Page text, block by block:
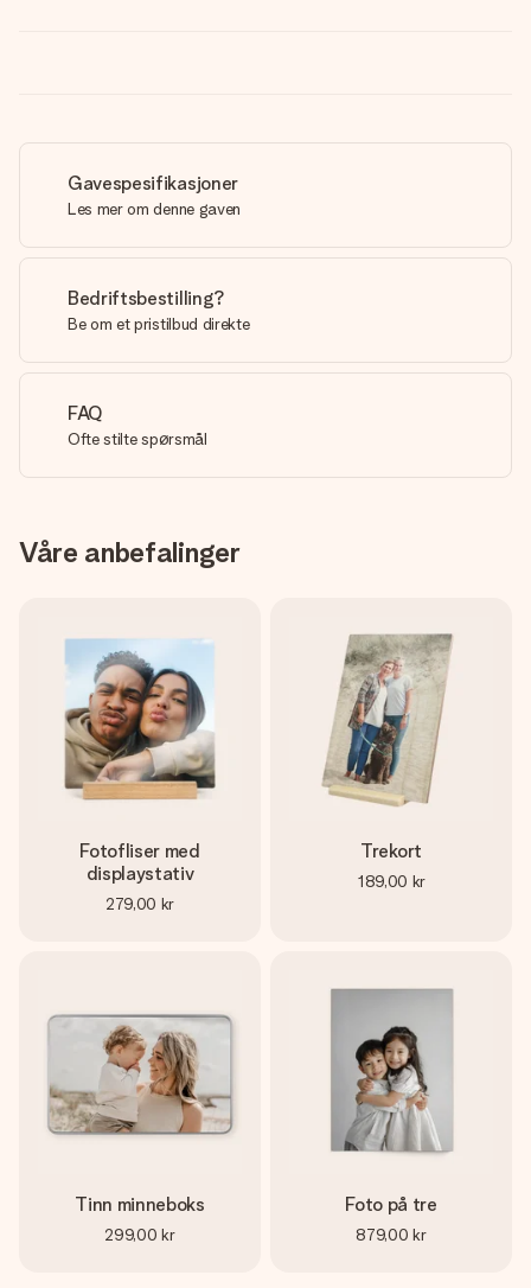
Gavespesifikasjoner
Les mer om denne gaven
Bedriftsbestilling?
Be om et pristilbud direkte
FAQ
Ofte stilte spørsmål
Våre anbefalinger
Fotofliser med
displaystativ
279,00 kr
Trekort
189,00 kr
Tinn minneboks
299,00 kr
Foto på tre
879,00 kr